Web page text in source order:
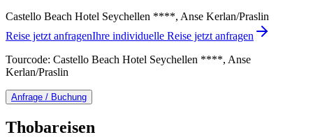
Castello Beach Hotel Seychellen ****, Anse Kerlan/Praslin
Reise jetzt anfragenIhre individuelle Reise jetzt anfragen
Tourcode: Castello Beach Hotel Seychellen ****, Anse
Kerlan/Praslin
Anfrage / Buchung
Thobareisen